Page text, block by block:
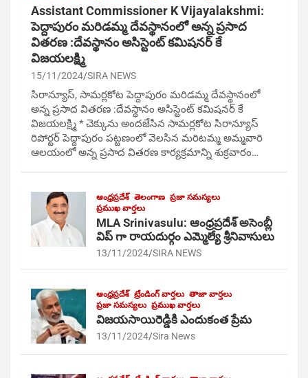
Assistant Commissioner K Vijayalakshmi:
పెద్దాపురం మరిడమ్మ దేవస్థానంలో అన్న ప్రసాద
వితరణ :దేవస్థానం అసిస్టెంట్ కమిషనర్ కే
విజయలక్ష్మి
15/11/2024 SIRA NEWS
సిరాన్యూస్, సామర్లకోట పెద్దాపురం మరిడమ్మ దేవస్థానంలో
అన్న ప్రసాద వితరణ :దేవస్థానం అసిస్టెంట్ కమిషనర్ కే
విజయలక్ష్మి * చెక్కును అందజేసిన సామర్లకోట సిరాన్యూస్
రిపోర్టర్ పెద్దాపురం పట్టణంలో వెలసిన మరిటమ్మ అమ్మవారి
ఆలయంలో అన్న ప్రసాద వితరణ కార్యక్రమాన్ని శుక్రవారం…
ఆంధ్రప్రదేశ్ తెలంగాణ ప్రజా సమస్యలు
ప్రముఖ వార్తలు
MLA Srinivasulu: ఆంధ్రప్రదేశ్ అసెంబ్లీ
విప్ గా రాయదుర్గం ఎమ్మెల్యే శ్రీనివాసులు
13/11/2024 SIRA NEWS
ఆంధ్రప్రదేశ్ ట్రేండింగ్ వార్తలు తాజా వార్తలు
ప్రజా సమస్యలు ప్రముఖ వార్తలు
విజయసాయిరెడ్డికి ఎందుకంత ప్రేమ
13/11/2024 Sira News